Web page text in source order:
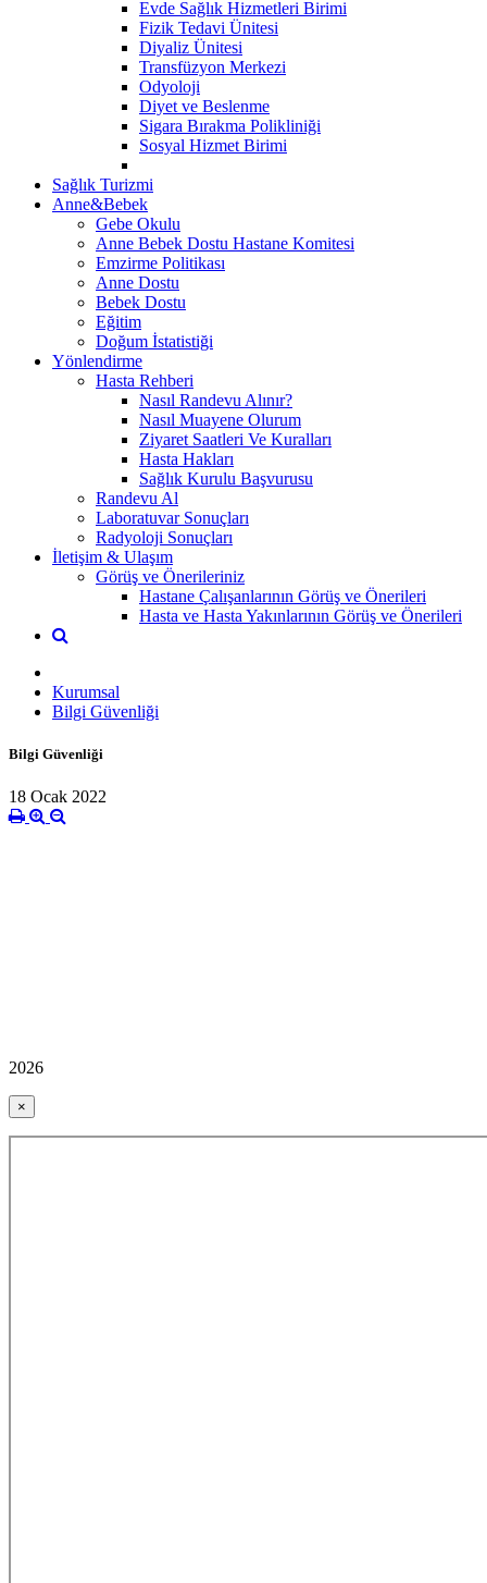
Evde Sağlık Hizmetleri Birimi
Fizik Tedavi Ünitesi
Diyaliz Ünitesi
Transfüzyon Merkezi
Odyoloji
Diyet ve Beslenme
Sigara Bırakma Polikliniği
Sosyal Hizmet Birimi
Sağlık Turizmi
Anne&Bebek
Gebe Okulu
Anne Bebek Dostu Hastane Komitesi
Emzirme Politikası
Anne Dostu
Bebek Dostu
Eğitim
Doğum İstatistiği
Yönlendirme
Hasta Rehberi
Nasıl Randevu Alınır?
Nasıl Muayene Olurum
Ziyaret Saatleri Ve Kuralları
Hasta Hakları
Sağlık Kurulu Başvurusu
Randevu Al
Laboratuvar Sonuçları
Radyoloji Sonuçları
İletişim & Ulaşım
Görüş ve Önerileriniz
Hastane Çalışanlarının Görüş ve Önerileri
Hasta ve Hasta Yakınlarının Görüş ve Önerileri
Kurumsal
Bilgi Güvenliği
Bilgi Güvenliği
18 Ocak 2022
2026
×